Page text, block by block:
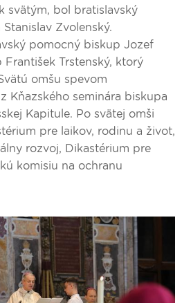
svätým, bol bratislavský
Zvolenský.
pomocný biskup Jozef
Trstenský, ktorý
omšu spevom
Kňazského seminára biskupa
Kapitule. Po svätej omši
pre laikov, rodinu a život,
rozvoj, Dikastérium pre
komisiu na ochranu